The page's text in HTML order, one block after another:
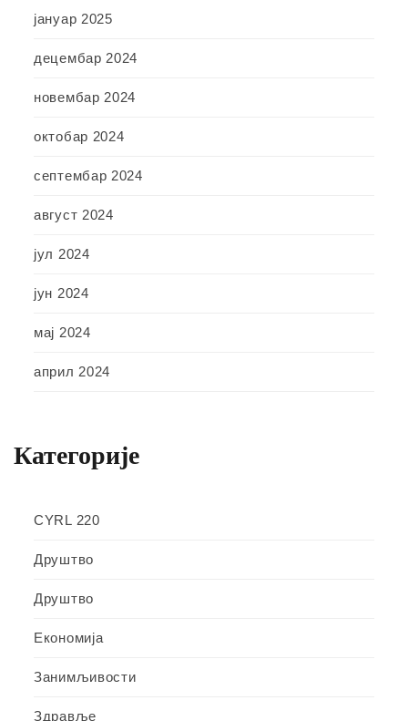
јануар 2025
децембар 2024
новембар 2024
октобар 2024
септембар 2024
август 2024
јул 2024
јун 2024
мај 2024
април 2024
Категорије
CYRL 220
Друштво
Друштво
Економија
Занимљивости
Здравље